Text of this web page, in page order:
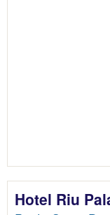
Hotel Riu